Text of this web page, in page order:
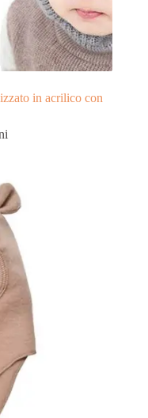
in acrilico con